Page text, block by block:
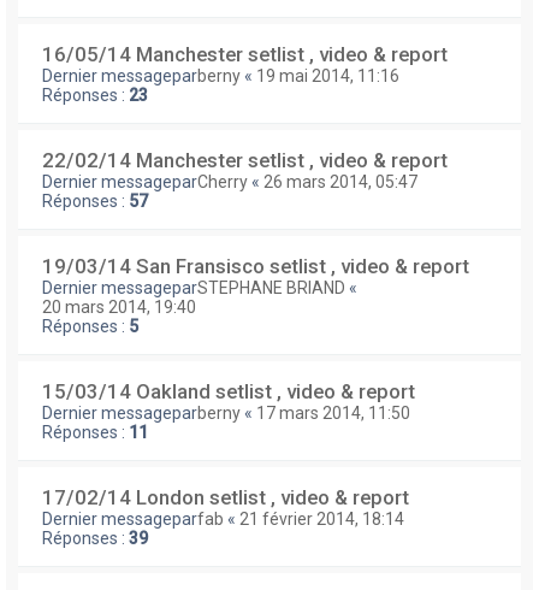
16/05/14 Manchester setlist , video & report
Dernier messageparberny « 19 mai 2014, 11:16
Réponses : 23
22/02/14 Manchester setlist , video & report
Dernier messageparCherry « 26 mars 2014, 05:47
Réponses : 57
19/03/14 San Fransisco setlist , video & report
Dernier messageparSTEPHANE BRIAND «
20 mars 2014, 19:40
Réponses : 5
15/03/14 Oakland setlist , video & report
Dernier messageparberny « 17 mars 2014, 11:50
Réponses : 11
17/02/14 London setlist , video & report
Dernier messageparfab « 21 février 2014, 18:14
Réponses : 39